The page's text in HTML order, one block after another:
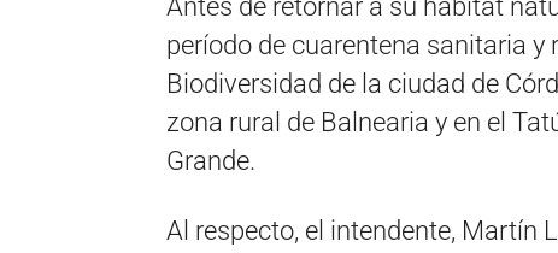
Antes de retornar a su hábitat
período de cuarentena sanitaria y
Biodiversidad de la ciudad de
zona rural de Balnearia y en el
Grande.
Al respecto, el intendente, Martín